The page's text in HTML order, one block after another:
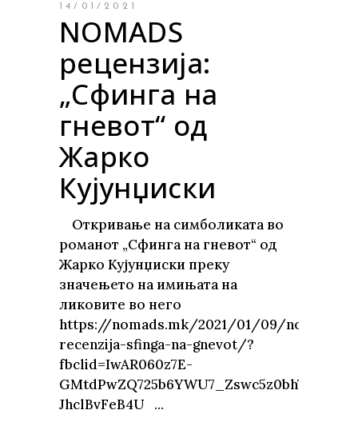
14/01/2021
NOMADS
рецензија:
„Сфинга на
гневот“ од
Жарко
Кујунџиски
Откривање на симболиката во
романот „Сфинга на гневот“ од
Жарко Кујунџиски преку
значењето на имињата на
ликовите во него
https://nomads.mk/2021/01/09/nomads-
recenzija-sfinga-na-gnevot/?
fbclid=IwAR060z7E-
JhclBvFeB4U